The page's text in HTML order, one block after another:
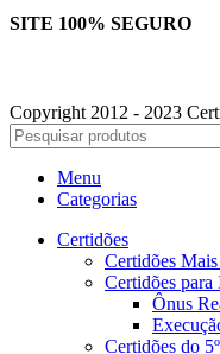
SITE 100% SEGURO
Copyright 2012 - 2023
Menu
Categorias
Certidões
Certidões
Certidões para
Ônus
Certidões do